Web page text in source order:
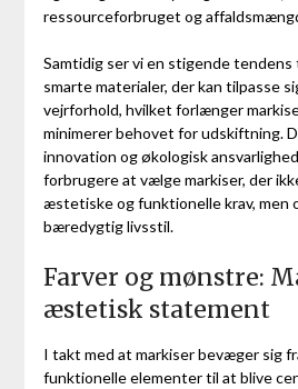
ressourceforbruget og
Samtidig ser vi en stigende
smarte materialer, der kan tilpasse
vejrforhold, hvilket forlænger
minimerer behovet for udskiftning.
innovation og økologisk
forbrugere at vælge markiser, der
æstetiske og funktionelle krav, men
bæredygtig livsstil.
Farver og mønstre:
æstetisk statement
I takt med at markiser bevæger sig
funktionelle elementer til at blive